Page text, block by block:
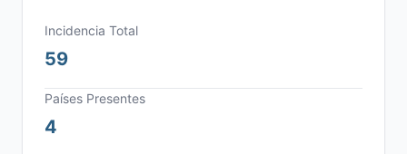
Incidencia Total
59
Países Presentes
4